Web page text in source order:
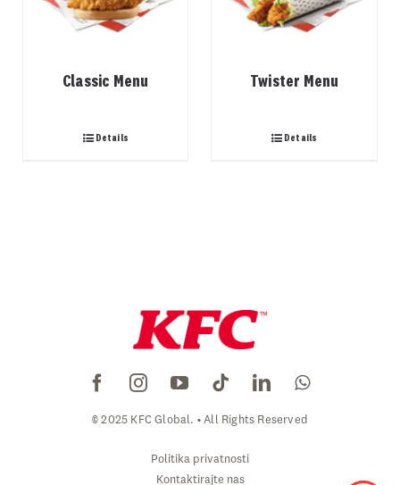
Classic Menu
Details
Twister Menu
Details
© 2025 KFC Global. • All Rights Reserved
Politika privatnosti
Kontaktirajte nas